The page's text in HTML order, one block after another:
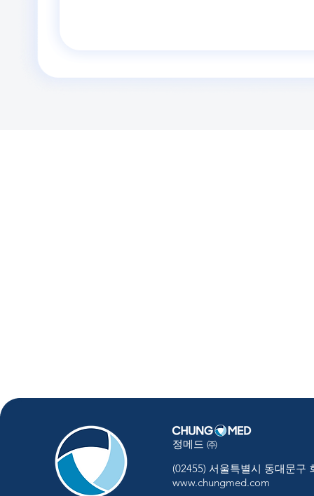
정메드 ㈜
(02455) 서울특별시 동대문구
www.chungmed.com